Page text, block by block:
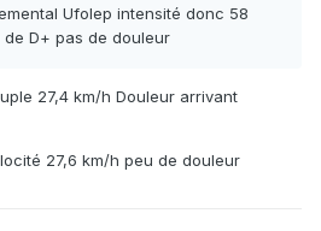
Ufolep intensité donc 58
de D+ pas de douleur
27,4 km/h Douleur arrivant
27,6 km/h peu de douleur